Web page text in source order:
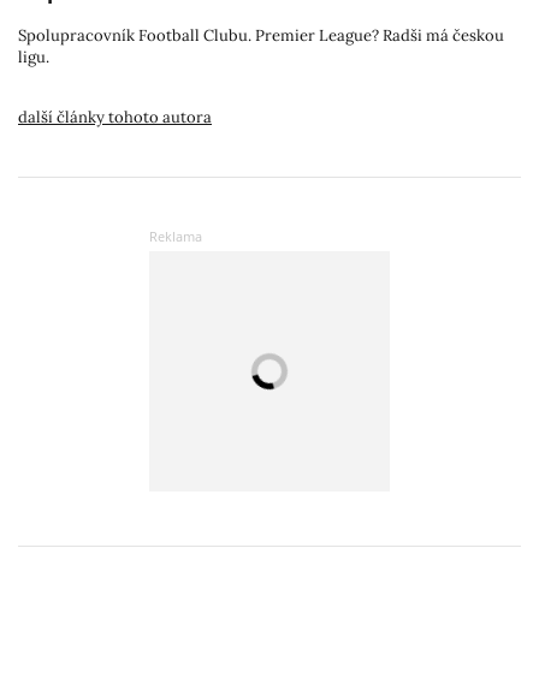
Spolupracovník Football Clubu. Premier League? Radši má českou
ligu.
další články tohoto autora